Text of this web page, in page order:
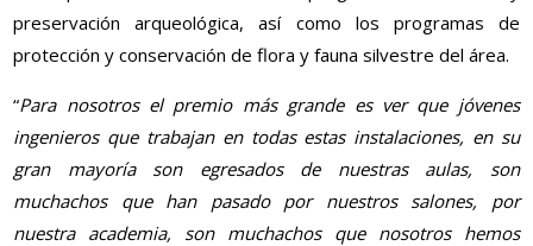
preservación arqueológica, así como los programas de
protección y conservación de flora y fauna silvestre del área.
“Para nosotros el premio más grande es ver que jóvenes
ingenieros que trabajan en todas estas instalaciones, en su
gran mayoría son egresados de nuestras aulas, son
muchachos que han pasado por nuestros salones, por
nuestra academia, son muchachos que nosotros hemos